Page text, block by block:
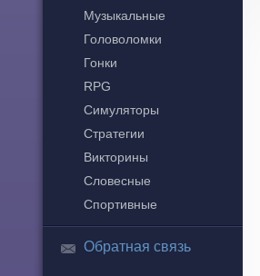
Музыкальные
Головоломки
Гонки
RPG
Симуляторы
Стратегии
Викторины
Словесные
Спортивные
Обратная связь